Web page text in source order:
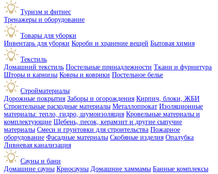
Туризм и фитнес
Тренажеры и оборудование
Товары для уборки
Инвентарь для уборки Короби и хранение вещей Бытовая химия
Текстиль
Домашний текстиль Постельные принадлежности Ткани и фурнитура
Шторы и карнизы Ковры и коврики Постельное белье
Стройматериалы
Дорожные покрытия Заборы и огорождения Кирпич, блоки, ЖБИ
Строительные расходные материалы Металлопрокат Изоляционные
материалы: тепло, гидро, шумоизоляция Кровельные материалы и
комплектующие Щебень, песок, керамзит и другие сыпучие
материалы Смеси и грунтовки для строительства Пожарное
оборудование Фасадные материалы Скобяные изделия Опалубка
Ливневая канализация
Сауны и бани
Домашние сауны Криосауны Домашние хаммамы Банные комплексы